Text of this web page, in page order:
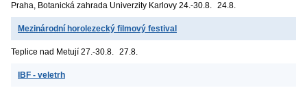
Praha, Botanická zahrada Univerzity Karlovy 24.-30.8. 24.8.
Mezinárodní horolezecký filmový festival
Teplice nad Metují 27.-30.8. 27.8.
IBF - veletrh